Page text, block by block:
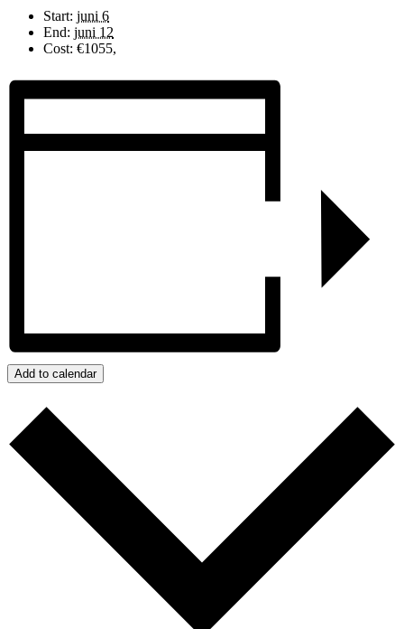
Start: juni 6
End: juni 12
Cost: €1055,
Add to calendar